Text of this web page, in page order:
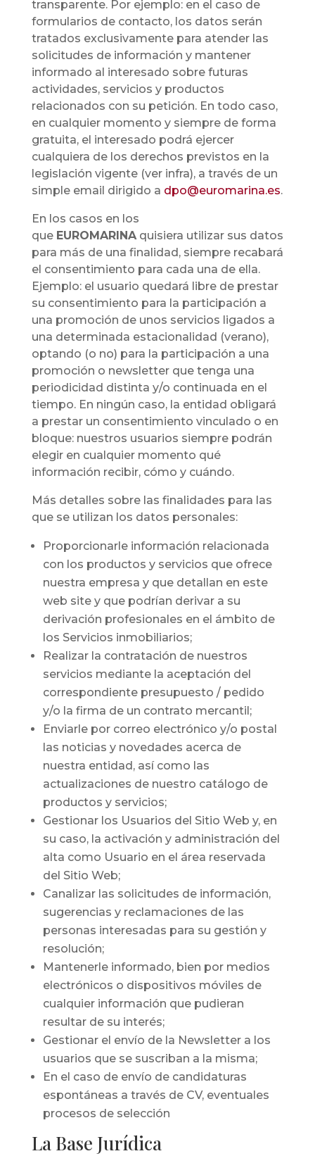
transparente. Por ejemplo: en el caso de
formularios de contacto, los datos serán
tratados exclusivamente para atender las
solicitudes de información y mantener
informado al interesado sobre futuras
actividades, servicios y productos
relacionados con su petición. En todo caso,
en cualquier momento y siempre de forma
gratuita, el interesado podrá ejercer
cualquiera de los derechos previstos en la
legislación vigente (ver infra), a través de un
simple email dirigido a dpo@euromarina.es.
En los casos en los
que EUROMARINAquisiera utilizar sus datos
para más de una finalidad, siempre recabará
el consentimiento para cada una de ella.
Ejemplo: el usuario quedará libre de prestar
su consentimiento para la participación a
una promoción de unos servicios ligados a
una determinada estacionalidad (verano),
optando (o no) para la participación a una
promoción o newsletter que tenga una
periodicidad distinta y/o continuada en el
tiempo. En ningún caso, la entidad obligará
a prestar un consentimiento vinculado o en
bloque: nuestros usuarios siempre podrán
elegir en cualquier momento qué
información recibir, cómo y cuándo.
Más detalles sobre las finalidades para las
que se utilizan los datos personales:
Proporcionarle información relacionada
con los productos y servicios que ofrece
nuestra empresa y que detallan en este
web site y que podrían derivar a su
derivación profesionales en el ámbito de
los Servicios inmobiliarios;
Realizar la contratación de nuestros
servicios mediante la aceptación del
correspondiente presupuesto / pedido
y/o la firma de un contrato mercantil;
Enviarle por correo electrónico y/o postal
las noticias y novedades acerca de
nuestra entidad, así como las
actualizaciones de nuestro catálogo de
productos y servicios;
Gestionar los Usuarios del Sitio Web y, en
su caso, la activación y administración del
alta como Usuario en el área reservada
del Sitio Web;
Canalizar las solicitudes de información,
sugerencias y reclamaciones de las
personas interesadas para su gestión y
resolución;
Mantenerle informado, bien por medios
electrónicos o dispositivos móviles de
cualquier información que pudieran
resultar de su interés;
Gestionar el envío de la Newsletter a los
usuarios que se suscriban a la misma;
En el caso de envío de candidaturas
espontáneas a través de CV, eventuales
procesos de selección
La Base Jurídica